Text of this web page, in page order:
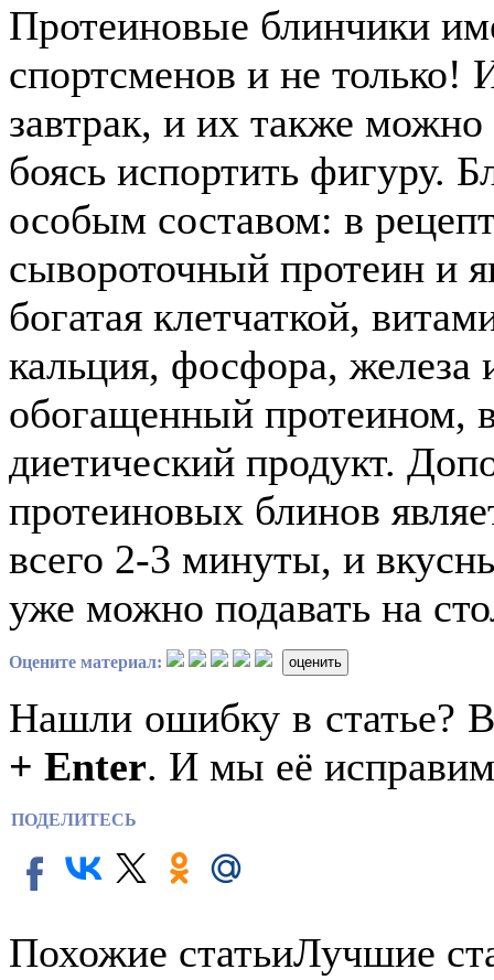
Протеиновые блинчики
спортсменов и не только!
завтрак, и их также можно
боясь испортить фигуру.
особым составом: в
сывороточный протеин и
богатая клетчаткой,
кальция, фосфора, железа
обогащенный протеином,
диетический продукт.
протеиновых блинов
всего 2-3 минуты, и
уже можно подавать на
Оцените материал: оценить
Нашли ошибку в статье?
+ Enter. И мы её
ПОДЕЛИТЕСЬ
Похожие статьиЛучшие